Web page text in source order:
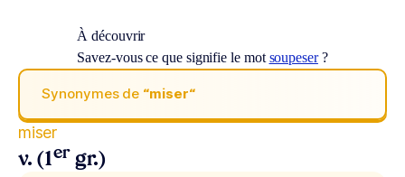
À découvrir
Savez-vous ce que signifie le mot soupeser?
Synonymes de “miser“
miser
v. (1er gr.)